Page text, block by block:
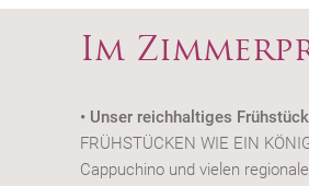
Im
• Unser reichhaltiges
FRÜHSTÜCKEN WIE EIN
Cappuchino und vielen